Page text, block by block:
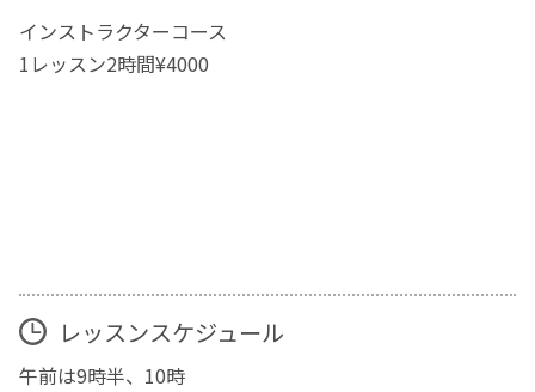
インストラクターコース
1レッスン2時間¥4000
レッスンスケジュール
午前は9時半、10時